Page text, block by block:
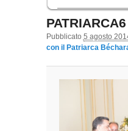
Navigazione immagini
PATRIARCA6
Pubblicato 5 agosto
con il Patriarca